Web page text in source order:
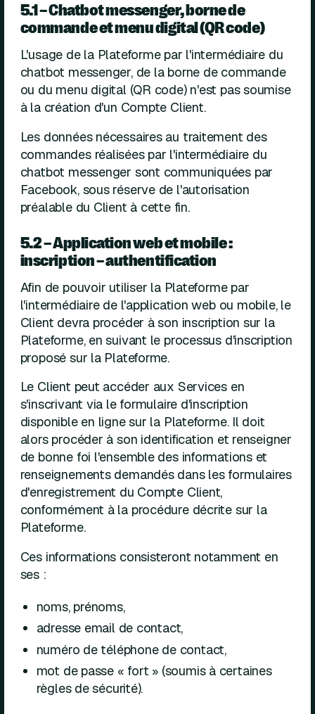
5.1 – Chatbot messenger, borne de
commande et menu digital (QR code)
L'usage de la Plateforme par l'intermédiaire du
chatbot messenger, de la borne de commande
ou du menu digital (QR code) n'est pas soumise
à la création d'un Compte Client.
Les données nécessaires au traitement des
commandes réalisées par l'intermédiaire du
chatbot messenger sont communiquées par
Facebook, sous réserve de l'autorisation
préalable du Client à cette fin.
5.2 – Application web et mobile :
inscription – authentification
Afin de pouvoir utiliser la Plateforme par
l'intermédiaire de l'application web ou mobile, le
Client devra procéder à son inscription sur la
Plateforme, en suivant le processus d'inscription
proposé sur la Plateforme.
Le Client peut accéder aux Services en
s'inscrivant via le formulaire d'inscription
disponible en ligne sur la Plateforme. Il doit
alors procéder à son identification et renseigner
de bonne foi l'ensemble des informations et
renseignements demandés dans les formulaires
d'enregistrement du Compte Client,
conformément à la procédure décrite sur la
Plateforme.
Ces informations consisteront notamment en
ses :
noms, prénoms,
adresse email de contact,
numéro de téléphone de contact,
mot de passe « fort » (soumis à certaines
règles de sécurité).